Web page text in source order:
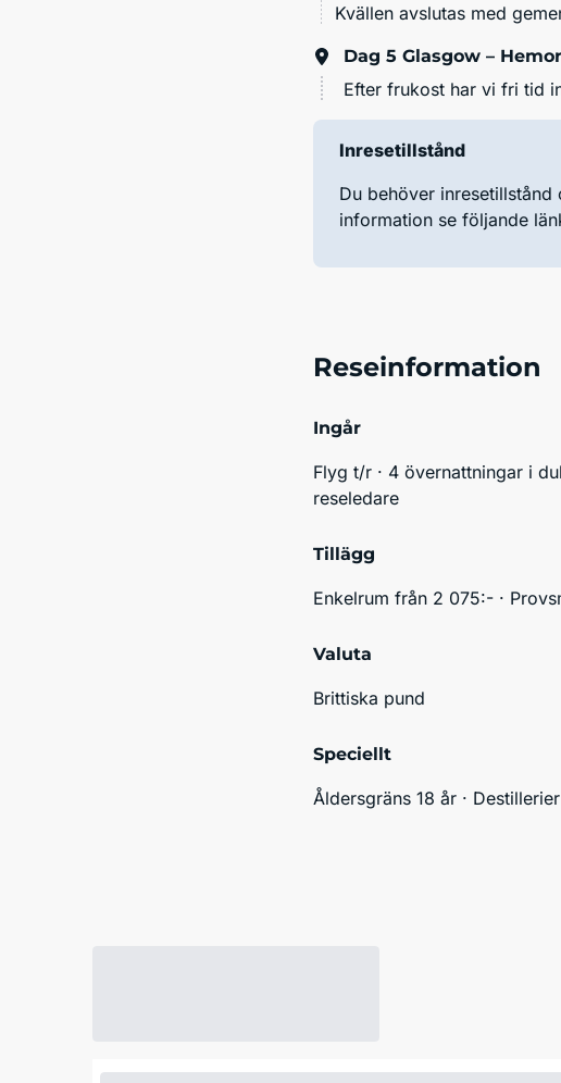
Kvällen avslutas med
Dag 5 Glasgow –
Efter frukost har vi fri tid
Inresetillstånd
Du behöver
information se följande
Reseinformation
Ingår
Flyg t/r · 4 övernattningar i
reseledare
Tillägg
Enkelrum från 2 075:- ·
Valuta
Brittiska pund
Speciellt
Åldersgräns 18 år ·